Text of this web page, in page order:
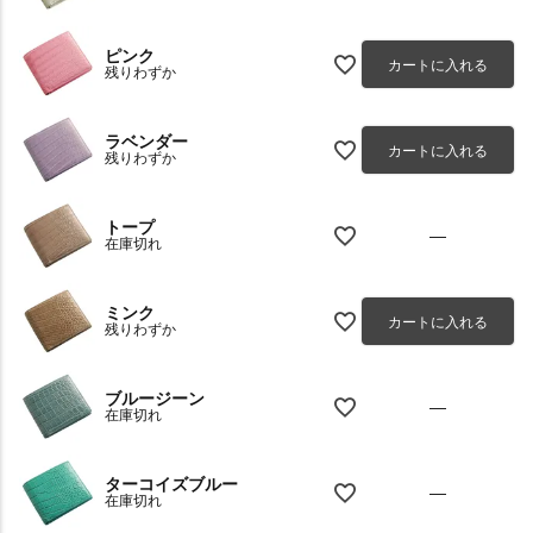
ピンク
残りわずか カートに入れる
ラベンダー
残りわずか カートに入れる
トープ
在庫切れ —
ミンク
残りわずか カートに入れる
ブルージーン
在庫切れ —
ターコイズブルー
在庫切れ —